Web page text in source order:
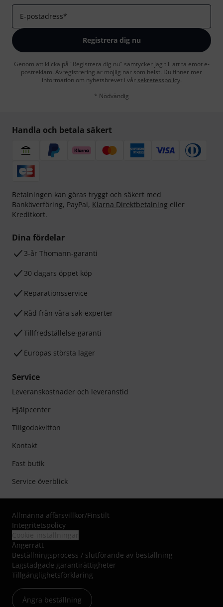
E-postadress*
Registrera dig nu
Genom att klicka på "Registrera dig nu" samtycker jag till att ta emot e-
postreklam. Avregistrering är möjlig när som helst. Du finner mer
information om nyhetsbrevet i vår sekretesspolicy.
* Nödvändig
Handla och betala säkert
Betalningen kan göras tryggt och säkert med
Banköverföring, PayPal, Klarna Direktbetalning eller
Kreditkort.
Dina fördelar
3-år Thomann-garanti
30 dagars öppet köp
Reparationsservice
Råd från våra sak-experter
Tillfredställelse-garanti
Europas största lager
Service
Leveranskostnader och leveranstid
Hjälpcenter
Tillgodokvitton
Kontakt
Fast butik
Service överblick
Allmänna affärsvillkor/Finstilt
Integritetspolicy
Ångerrätt
Beställningsprocess / slutförande av beställning
Lagstadgade garantirättigheter
Tillgänglighetsförklaring
Ångra beställning